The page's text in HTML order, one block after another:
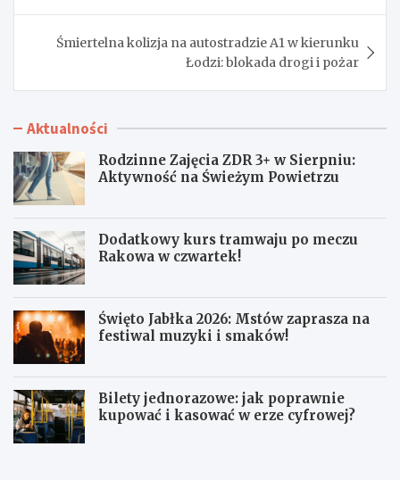
Śmiertelna kolizja na autostradzie A1 w kierunku
Łodzi: blokada drogi i pożar
Aktualności
Rodzinne Zajęcia ZDR 3+ w Sierpniu:
Aktywność na Świeżym Powietrzu
Dodatkowy kurs tramwaju po meczu
Rakowa w czwartek!
Święto Jabłka 2026: Mstów zaprasza na
festiwal muzyki i smaków!
Bilety jednorazowe: jak poprawnie
kupować i kasować w erze cyfrowej?
R
D